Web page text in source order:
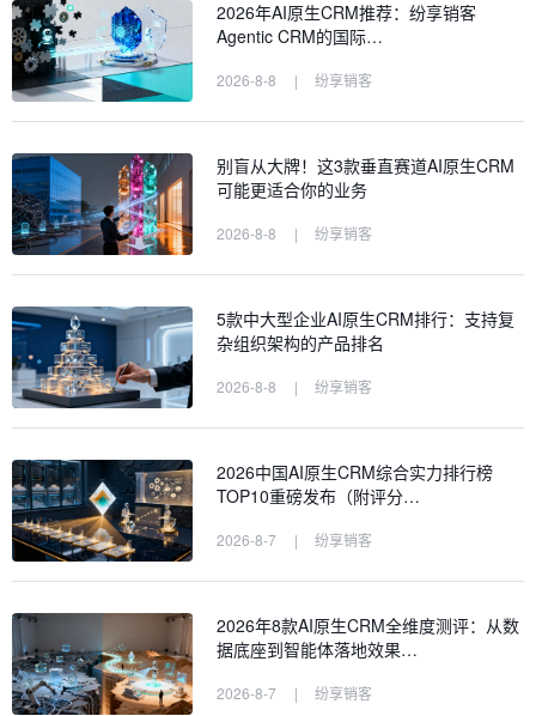
2026年AI原生CRM推荐：纷享销客
Agentic CRM的国际…
2026-8-8 | 纷享销客
别盲从大牌！这3款垂直赛道AI原生CRM
可能更适合你的业务
2026-8-8 | 纷享销客
5款中大型企业AI原生CRM排行：支持复
杂组织架构的产品排名
2026-8-8 | 纷享销客
2026中国AI原生CRM综合实力排行榜
TOP10重磅发布（附评分…
2026-8-7 | 纷享销客
2026年8款AI原生CRM全维度测评：从数
据底座到智能体落地效果…
2026-8-7 | 纷享销客